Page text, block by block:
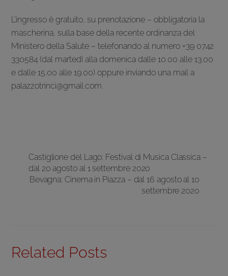
L’ingresso è gratuito, su prenotazione – obbligatoria la
mascherina, sulla base della recente ordinanza del
Ministero della Salute – telefonando al numero +39 0742
330584 (dal martedì alla domenica dalle 10.00 alle 13.00
e dalle 15.00 alle 19.00) oppure inviando una mail a
palazzotrinci@gmail.com.
Castiglione del Lago: Festival di Musica Classica –
dal 20 agosto al 1 settembre 2020
Bevagna: Cinema in Piazza – dal 16 agosto al 10
settembre 2020
Related Posts